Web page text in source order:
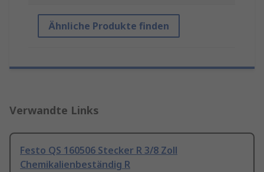
Ähnliche Produkte finden
Verwandte Links
Festo QS 160506 Stecker R 3/8 Zoll
Chemikalienbeständig R